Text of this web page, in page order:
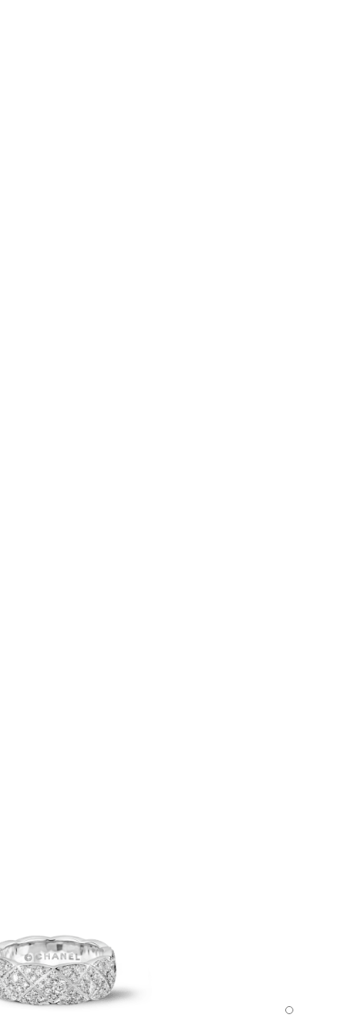
خاتم Coco Crush - العرض الافتراضي - عرض نسخة الحجم الموحد